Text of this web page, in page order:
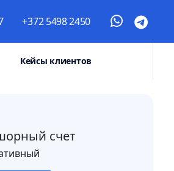
+372 5498 2450
Кейсы клиентов
счет